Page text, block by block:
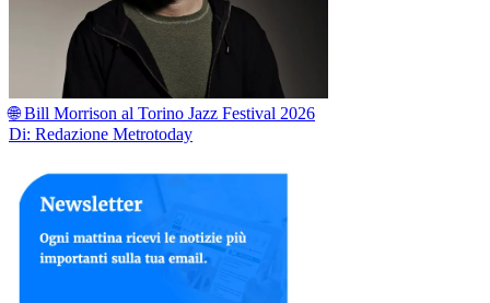
🌐 Bill Morrison al Torino Jazz Festival 2026
Di: Redazione Metrotoday